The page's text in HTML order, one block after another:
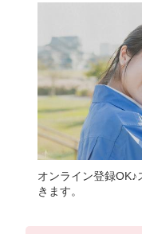
オンライン登録
きます。